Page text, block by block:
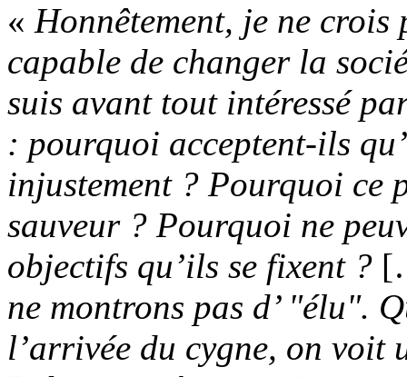
« Honnêtement, je ne crois
capable de changer la
suis avant tout intéressé
: pourquoi acceptent-ils
injustement ? Pourquoi ce
sauveur ? Pourquoi ne
objectifs qu’ils se fixent ?
ne montrons pas d’ "élu".
l’arrivée du cygne, on voit